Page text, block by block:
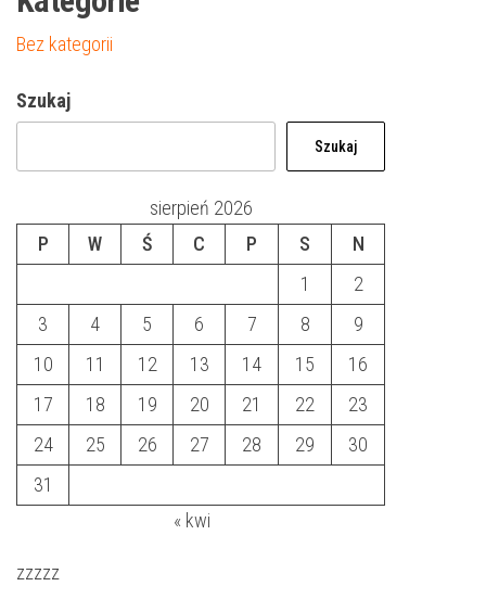
Bez kategorii
Szukaj
Szukaj
sierpień 2026
P
W Ś C P S
N
1
2
3
4 5 6 7 8
9
10
11 12 13 14 15
16
17
18 19 20 21 22
23
24
25 26 27 28 29
30
31
« kwi
zzzzz